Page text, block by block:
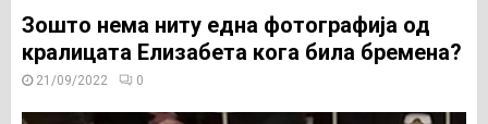
Зошто нема ниту една фотографија од
кралицата Елизабета кога била бремена?
21/09/2022 0